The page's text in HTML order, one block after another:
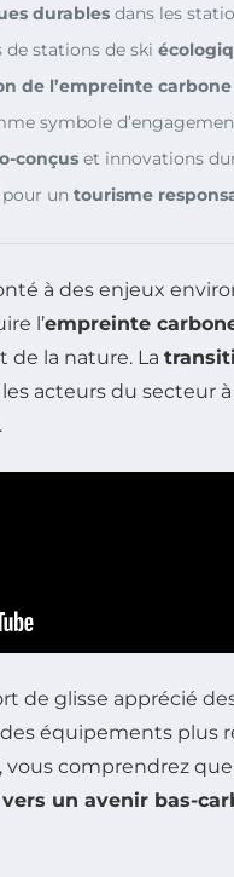
durables dans les
stations de ski
de l’empreinte carbone
symbole
conçus et innovations
un tourisme
à des enjeux
l’empreinte
de la nature. La
acteurs du secteur
de glisse apprécié
équipements plus
vous comprendrez
un avenir bas-